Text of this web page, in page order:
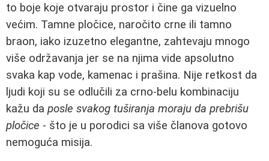
to boje koje otvaraju prostor i čine ga vizuelno
većim. Tamne pločice, naročito crne ili tamno
braon, iako izuzetno elegantne, zahtevaju mnogo
više održavanja jer se na njima vide apsolutno
svaka kap vode, kamenac i prašina. Nije retkost da
ljudi koji su se odlučili za crno-belu kombinaciju
kažu da posle svakog tuširanja moraju da prebrišu
pločice - što je u porodici sa više članova gotovo
nemoguća misija.